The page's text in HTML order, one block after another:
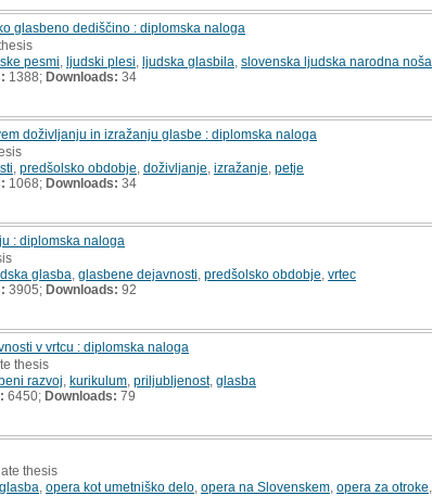
glasbeno dediščino : diplomska naloga
pesmi ljudski plesi ljudska glasbila slovenska ljudska narodna noša
1388; Downloads: 34
doživljanju in izražanju glasbe : diplomska naloga
predšolsko obdobje doživljanje izražanje petje
1068; Downloads: 34
: diplomska naloga
glasba glasbene dejavnosti predšolsko obdobje vrtec
3905; Downloads: 92
v vrtcu : diplomska naloga
thesis
razvoj kurikulum priljubljenost, glasba
6450; Downloads: 79
thesis
opera kot umetniško delo opera na Slovenskem opera za otroke